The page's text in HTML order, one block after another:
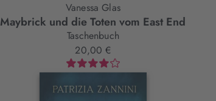
Vanessa Glas
Maybrick und die Toten vom East End
Taschenbuch
20,00 €